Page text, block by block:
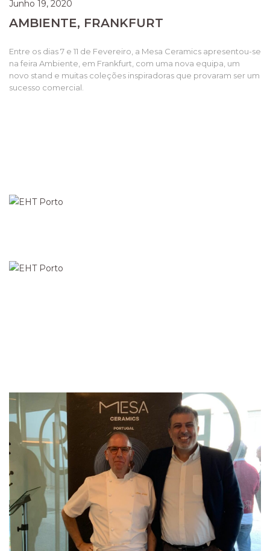
Junho 19, 2020
AMBIENTE, FRANKFURT
Entre os dias 7 e 11 de Fevereiro, a Mesa Ceramics apresentou-se
na feira Ambiente, em Frankfurt, com uma nova equipa, um
novo stand e muitas coleções inspiradoras que provaram ser um
sucesso comercial.